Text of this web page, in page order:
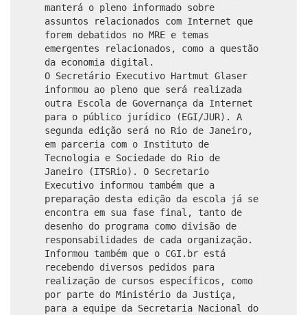
manterá o pleno informado sobre
assuntos relacionados com Internet que
forem debatidos no MRE e temas
emergentes relacionados, como a questão
da economia digital.
O Secretário Executivo Hartmut Glaser
informou ao pleno que será realizada
outra Escola de Governança da Internet
para o público jurídico (EGI/JUR). A
segunda edição será no Rio de Janeiro,
em parceria com o Instituto de
Tecnologia e Sociedade do Rio de
Janeiro (ITSRio). O Secretario
Executivo informou também que a
preparação desta edição da escola já se
encontra em sua fase final, tanto de
desenho do programa como divisão de
responsabilidades de cada organização.
Informou também que o CGI.br está
recebendo diversos pedidos para
realização de cursos específicos, como
por parte do Ministério da Justiça,
para a equipe da Secretaria Nacional do